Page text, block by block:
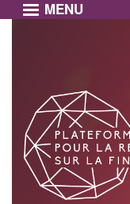
MENU